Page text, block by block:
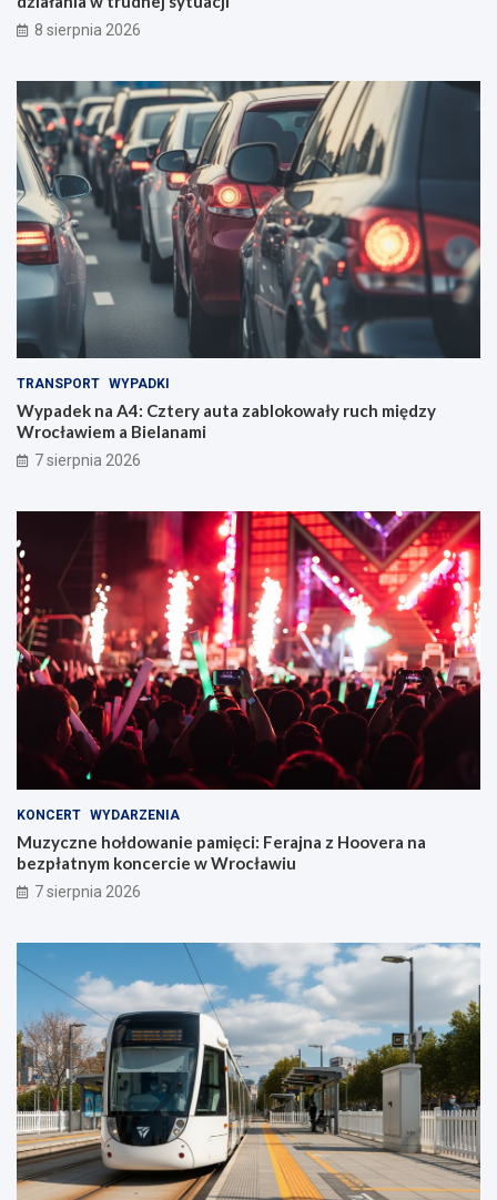
8 sierpnia 2026
TRANSPORT WYPADKI
Wypadek na A4: Cztery auta zablokowały ruch między
Wrocławiem a Bielanami
7 sierpnia 2026
KONCERT WYDARZENIA
Muzyczne hołdowanie pamięci: Ferajna z Hoovera na
bezpłatnym koncercie w Wrocławiu
7 sierpnia 2026